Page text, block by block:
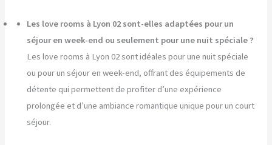
Les love rooms à Lyon 02 sont-elles adaptées pour un
séjour en week-end ou seulement pour une nuit spéciale ?
Les love rooms à Lyon 02 sont idéales pour une nuit spéciale
ou pour un séjour en week-end, offrant des équipements de
détente qui permettent de profiter d’une expérience
prolongée et d’une ambiance romantique unique pour un court
séjour.